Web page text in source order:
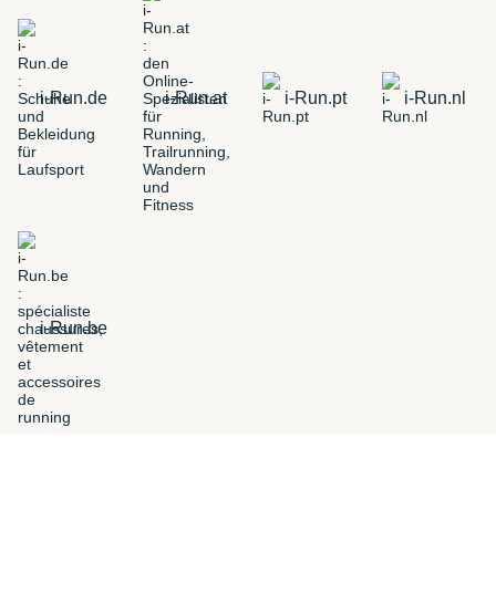
i-Run.de i-Run.at i-Run.pt i-Run.nl
i-Run.be